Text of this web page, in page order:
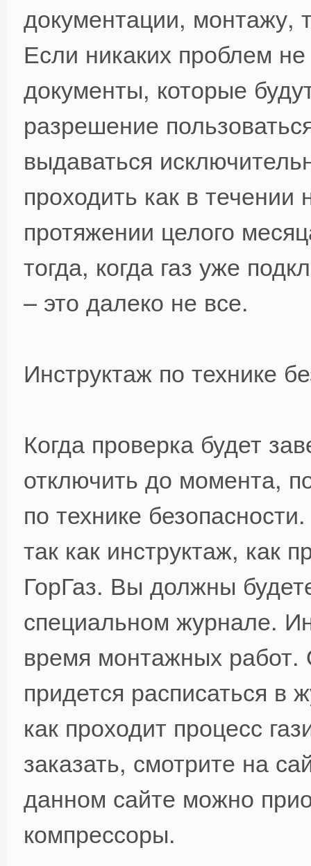
документации, монтажу,
Если никаких проблем
документы, которые
разрешение
выдаваться
проходить как в течении
протяжении целого
тогда, когда газ уже
– это далеко не все.
Инструктаж по технике
Когда проверка будет
отключить до момента,
по технике
так как инструктаж, как
ГорГаз. Вы должны
специальном журнале.
время монтажных работ.
придется расписаться
как проходит процесс
заказать, смотрите на
данном сайте можно
компрессоры.